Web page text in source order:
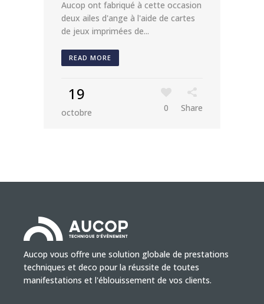
Aucop ont fabriqué à cette occasion
deux ailes d'ange à l'aide de cartes
de jeux imprimées de...
READ MORE
19
octobre 0 Share
Aucop vous offre une solution globale de prestations
techniques et deco pour la réussite de toutes
manifestations et l'éblouissement de vos clients.